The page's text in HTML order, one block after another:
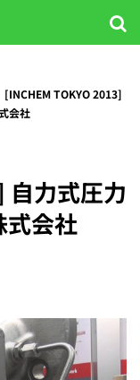
[INCHEM TOKYO 2013]
会社
自力式圧力
式会社